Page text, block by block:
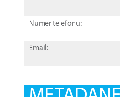
Numer telefonu:
Email: